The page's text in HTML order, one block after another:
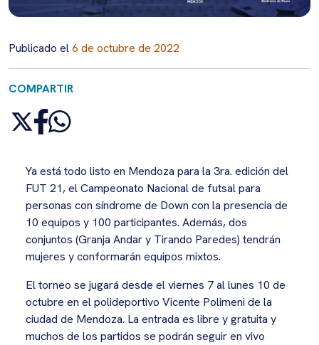
Publicado el6 de octubre de 2022
COMPARTIR
Ya está todo listo en Mendoza para la 3ra. edición del
FUT 21, el Campeonato Nacional de futsal para
personas con síndrome de Down con la presencia de
10 equipos y 100 participantes. Además, dos
conjuntos (Granja Andar y Tirando Paredes) tendrán
mujeres y conformarán equipos mixtos.
El torneo se jugará desde el viernes 7 al lunes 10 de
octubre en el polideportivo Vicente Polimeni de la
ciudad de Mendoza. La entrada es libre y gratuita y
muchos de los partidos se podrán seguir en vivo